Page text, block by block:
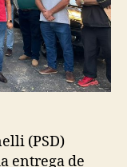
(PSD)
entrega de